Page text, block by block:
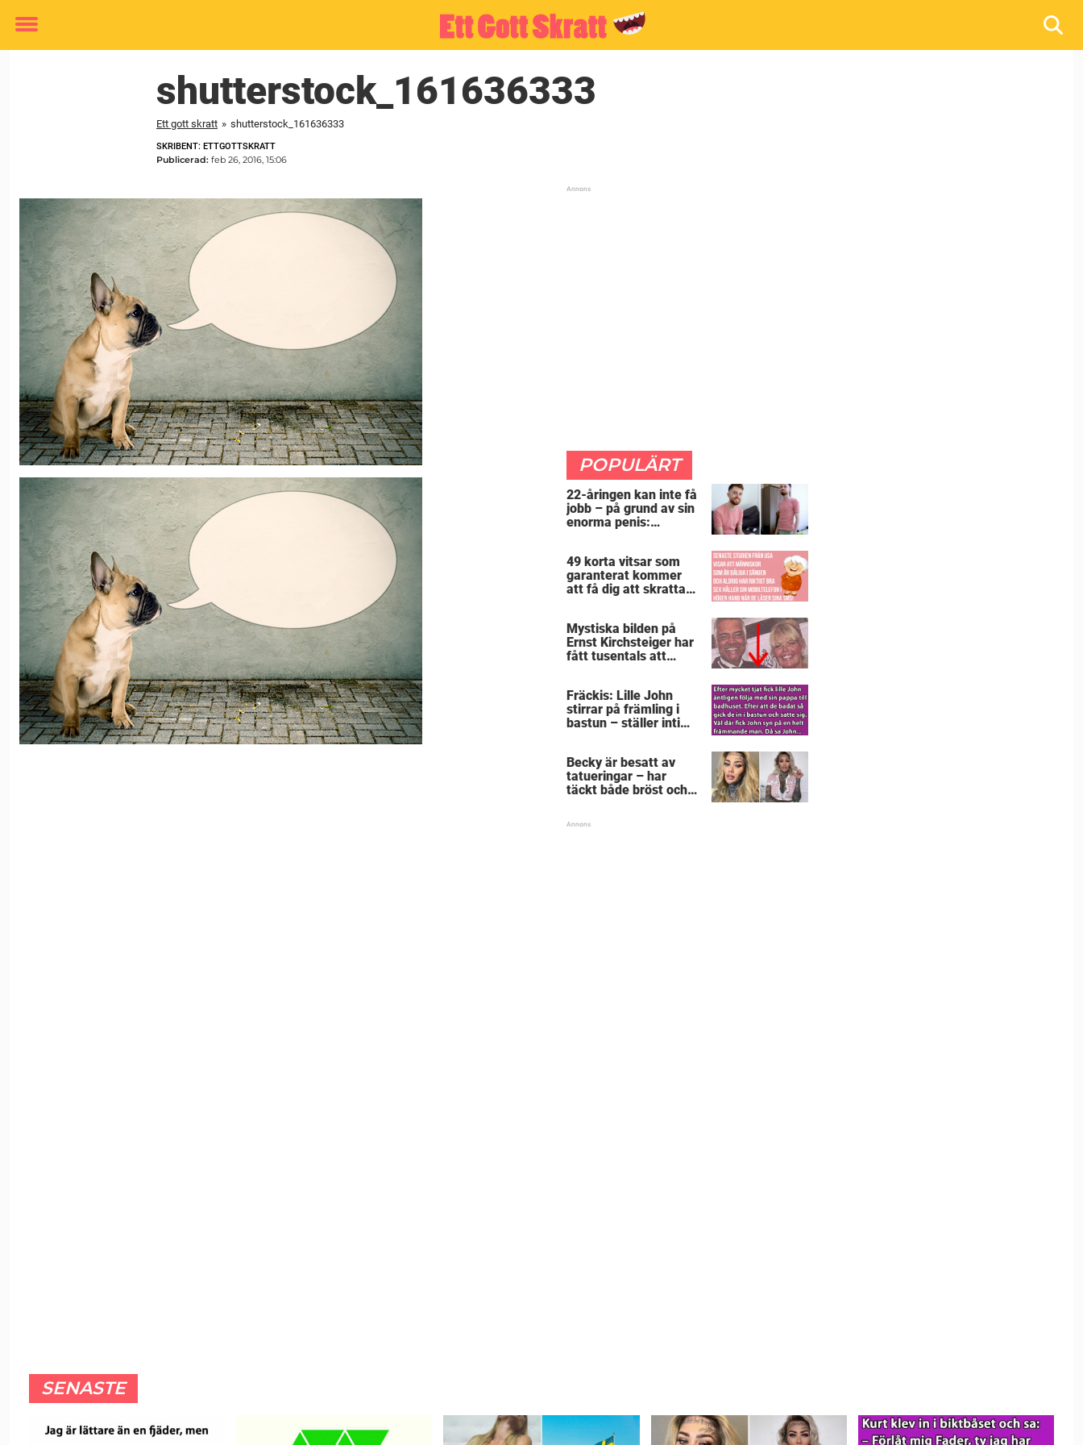
Toggle
shutterstock_161636333
Ett gott skratt » shutterstock_161636333
SKRIBENT: ETTGOTTSKRATT
Publicerad: feb 26, 2016, 15:06
POPULÄRT
22-åringen kan inte få
jobb – på grund av sin
enorma penis:
49 korta vitsar som
garanterat kommer
att få dig att skratta
Mystiska bilden på
Ernst Kirchsteiger har
fått tusentals att
Fräckis: Lille John
stirrar på främling i
bastun – ställer intim
Becky är besatt av
tatueringar – har
täckt både bröst och
SENASTE